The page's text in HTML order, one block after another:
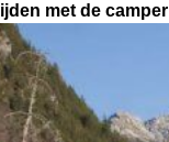
met de camper